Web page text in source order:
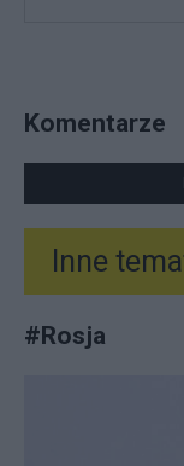
Komentarze
Inne
#Rosja